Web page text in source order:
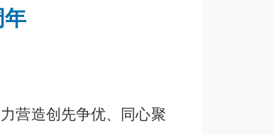
年
营造创先争优、同心聚